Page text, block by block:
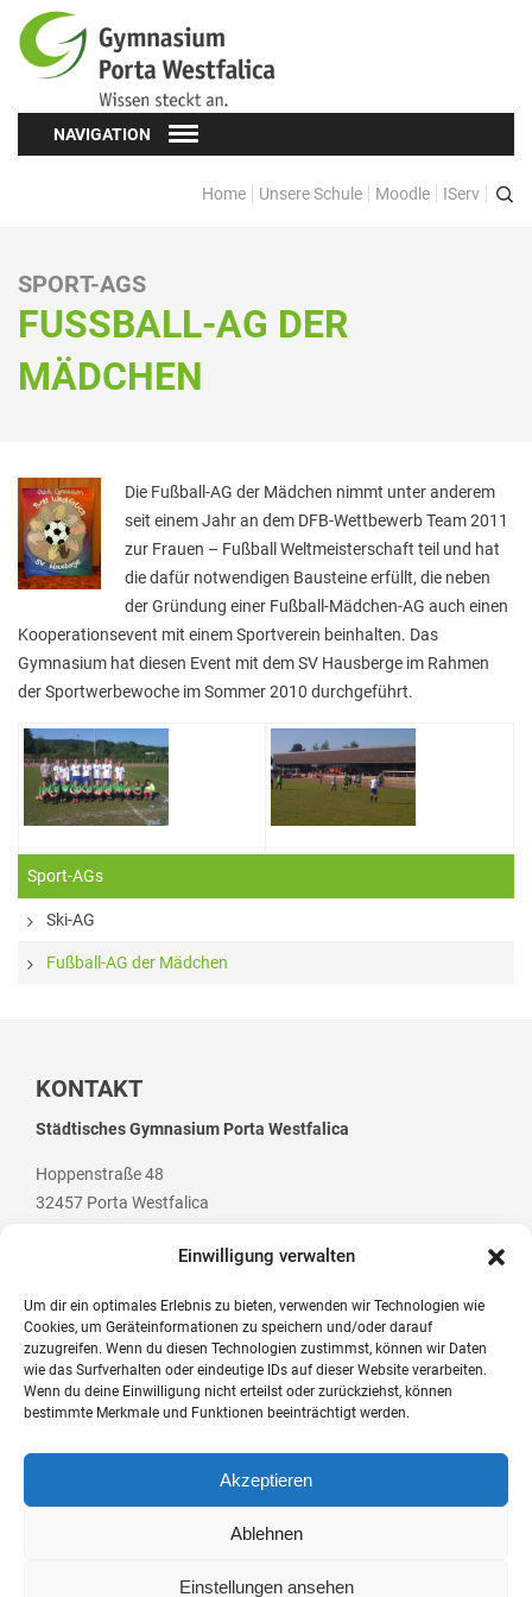
Einwilligung verwalten
Um dir ein optimales Erlebnis zu bieten, verwenden wir Technologien wie
Cookies, um Geräteinformationen zu speichern und/oder darauf
zuzugreifen. Wenn du diesen Technologien zustimmst, können wir Daten
wie das Surfverhalten oder eindeutige IDs auf dieser Website verarbeiten.
Wenn du deine Einwilligung nicht erteilst oder zurückziehst, können
bestimmte Merkmale und Funktionen beeinträchtigt werden.
Akzeptieren
Ablehnen
Einstellungen ansehen
NAVIGATION
Home Unsere Schule Moodle IServ
Oberstufe
Formulare
Eltern
Elterninformationen
Mitwirkung am Schulleben
Schulkonferenz
Kopf hoch! – Beratung für Eltern
Lehrkräfte
Sekretariat
Formulare
Unterrichtszeiten
Stadtbücherei
Wirtschaft
Förderverein
Ziele des Fördervereins
Sitzungen und Protokolle
Neue Fünftklässler*innen
Unsere Schule
Unterrichtszeiten
SPORT-AGS
FUSSBALL-AG DER M
ÄDCHEN
Die Fußball-AG der Mädchen nimmt unter anderem
seit einem Jahr an dem DFB-Wettbewerb Team 2011
zur Frauen – Fußball Weltmeisterschaft teil und hat
die dafür notwendigen Bausteine erfüllt, die neben
der Gründung einer Fußball-Mädchen-AG auch einen
Kooperationsevent mit einem Sportverein beinhalten. Das
Gymnasium hat diesen Event mit dem SV Hausberge im Rahmen
der Sportwerbewoche im Sommer 2010 durchgeführt.
Sport-AGs
Ski-AG
Fußball-AG der Mädchen
KONTAKT
Städtisches Gymnasium Porta Westfalica
Hoppenstraße 48
32457 Porta Westfalica
Telefon: +49 (0) 5 71 / 79 84 70
Telefax: +49 (0) 5 71 / 7 07 94
E-Mail: post@gym-pw.de
© 2026 Städtisches Gymnasium Porta Westfalica
Datenschutzerklärung